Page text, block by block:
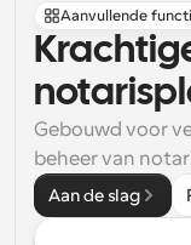
Aanvullende
Gebouwd voor
beheer van
Aan de slag